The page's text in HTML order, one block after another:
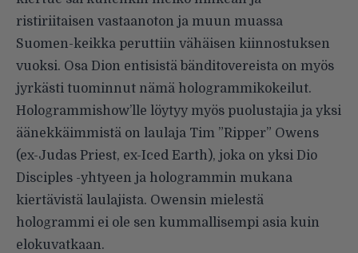
ristiriitaisen vastaanoton ja muun muassa
Suomen-keikka peruttiin vähäisen kiinnostuksen
vuoksi. Osa Dion entisistä bänditovereista on myös
jyrkästi tuominnut nämä hologrammikokeilut.
Hologrammishow’lle löytyy myös puolustajia ja yksi
äänekkäimmistä on laulaja Tim ”Ripper” Owens
(ex-Judas Priest, ex-Iced Earth), joka on yksi Dio
Disciples -yhtyeen ja hologrammin mukana
kiertävistä laulajista. Owensin mielestä
hologrammi ei ole sen kummallisempi asia kuin
elokuvatkaan.